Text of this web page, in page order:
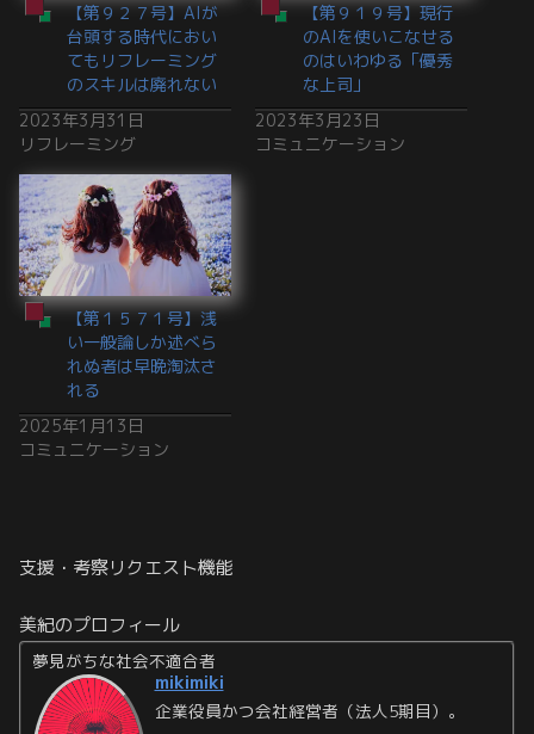
【第９２７号】AIが
台頭する時代におい
てもリフレーミング
のスキルは廃れない
2023年3月31日
リフレーミング
【第９１９号】現行
のAIを使いこなせる
のはいわゆる「優秀
な上司」
2023年3月23日
コミュニケーション
【第１５７１号】浅
い一般論しか述べら
れぬ者は早晩淘汰さ
れる
2025年1月13日
コミュニケーション
支援・考察リクエスト機能
美紀のプロフィール
夢見がちな社会不適合者
mikimiki
企業役員かつ会社経営者（法人5期目）。